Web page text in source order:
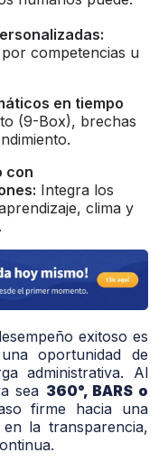
por competencias u
en tiempo
(9-Box), brechas
con
Integra los
clima y
exitoso es
oportunidad de
administrativa. Al
sea 360°, BARS o
firme hacia una
la transparencia,